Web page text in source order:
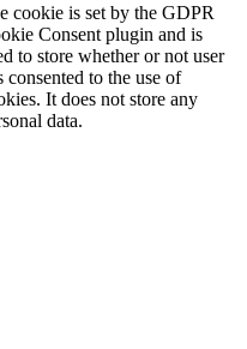
cookie is set by the GDPR
Consent plugin and is
to store whether or not user
consented to the use of
It does not store any
data.